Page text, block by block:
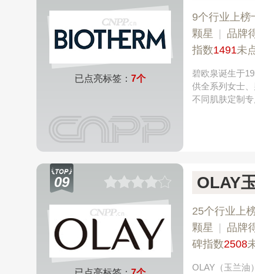
已点亮标签： 7个
9个行业上榜
颗星
品牌
指数1491未
碧欧泉诞生于
供全系列女士
不同肌肤定制
09 OLAY
25个行业上
颗星
品牌
碑指数2508
OLAY（玉兰油